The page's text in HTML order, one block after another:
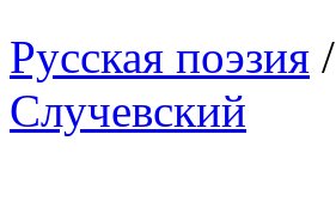
Русская поэзия /
Случевский